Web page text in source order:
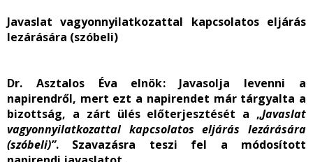
Javaslat vagyonnyilatkozattal kapcsolatos eljárás
lezárására (szóbeli)
Dr. Asztalos Éva elnök: Javasolja levenni a
napirendről, mert ezt a napirendet már tárgyalta a
bizottság, a zárt ülés előterjesztését a „Javaslat
vagyonnyilatkozattal kapcsolatos eljárás lezárására
(szóbeli)”. Szavazásra teszi fel a módosított